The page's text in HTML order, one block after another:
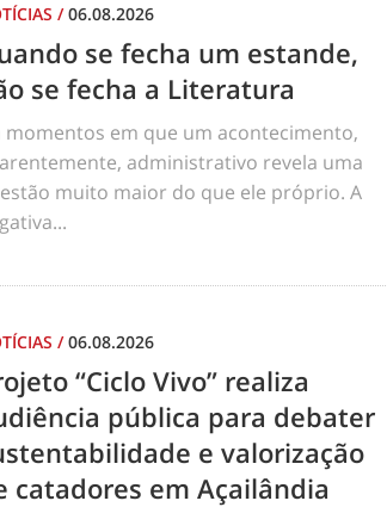
/06.08.2026
se fecha um estande,
se fecha a Literatura
momentos em que um acontecimento,
administrativo revela uma
muito maior do que ele próprio. A
/06.08.2026
“Ciclo Vivo” realiza
pública para debater
e valorização
catadores em Açailândia